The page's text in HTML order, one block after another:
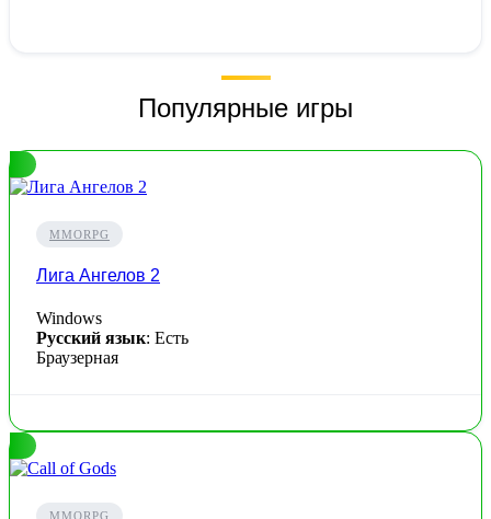
Популярные игры
MMORPG
Лига Ангелов 2
Windows
Русский язык: Есть
Браузерная
MMORPG